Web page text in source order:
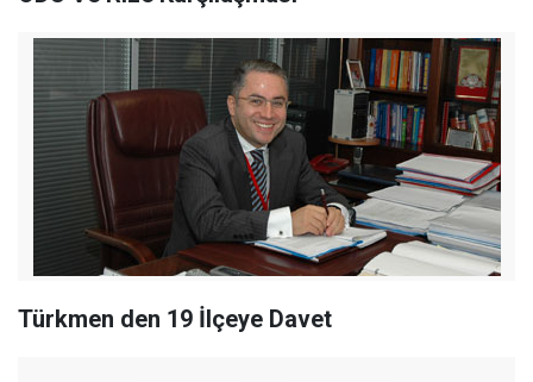
Türkmen den 19 İlçeye Davet